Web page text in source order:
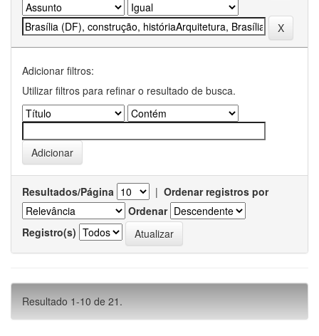
Adicionar filtros:
Utilizar filtros para refinar o resultado de busca.
Resultados/Página | Ordenar registros por
Ordenar
Registro(s)
Resultado 1-10 de 21.